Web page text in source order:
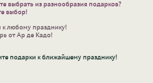
выбрать из разнообразия подарков?
выбор!
к любому празднику!
от Ар де Кадо!
подарки к ближайшему празднику!